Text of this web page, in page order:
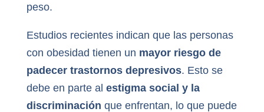
peso.
Estudios recientes indican que las personas
con obesidad tienen un mayor riesgo de
padecer trastornos depresivos. Esto se
debe en parte al estigma social y la
discriminación que enfrentan, lo que puede